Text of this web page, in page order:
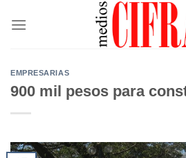
EMPRESARIAS
900 mil pesos para